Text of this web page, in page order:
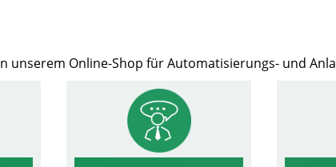
unserem Online-Shop für Automatisierungs- und